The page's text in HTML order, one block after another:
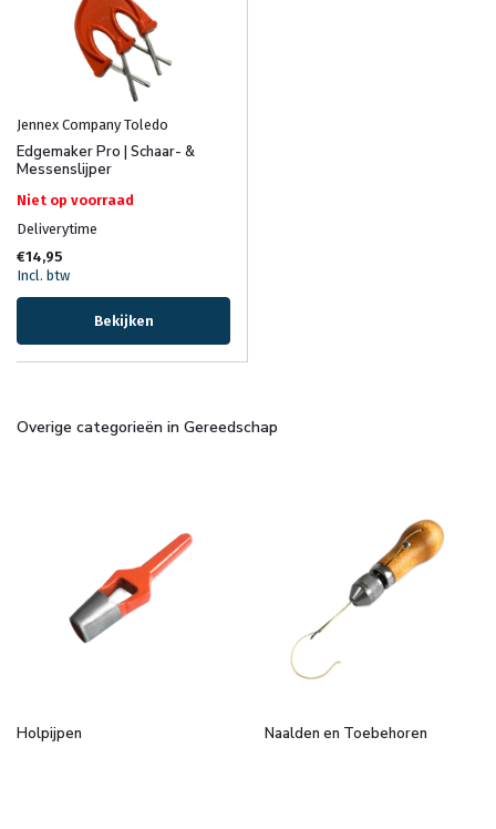
Jennex Company Toledo
Edgemaker Pro | Schaar- &
Messenslijper
Niet op voorraad
Deliverytime
€14,95
Incl. btw
Bekijken
Overige categorieën in Gereedschap
Holpijpen Naalden en Toebehoren